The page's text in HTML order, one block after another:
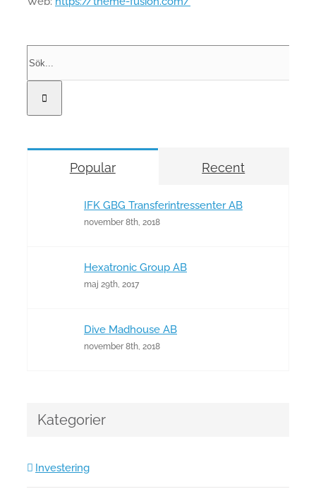
Sök
efter:
Popular Recent
IFK GBG Transferintressenter AB
november 8th, 2018
Hexatronic Group AB
maj 29th, 2017
Dive Madhouse AB
november 8th, 2018
Kategorier
Investering